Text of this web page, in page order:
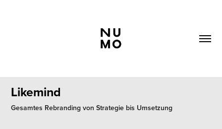
Likemind
Gesamtes Rebranding von Strategie bis Umsetzung